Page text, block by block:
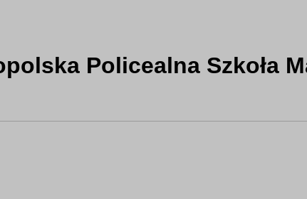
Policealna Szkoła